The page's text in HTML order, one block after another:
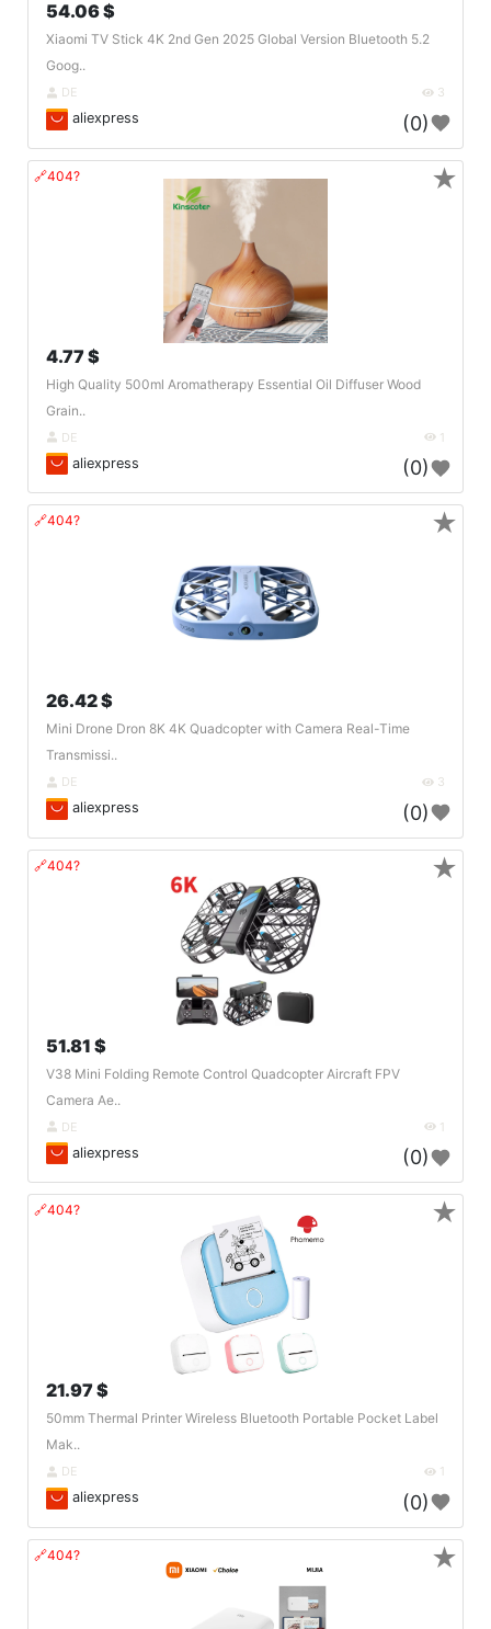
54.06 $
Xiaomi TV Stick 4K 2nd Gen 2025 Global Version Bluetooth 5.2
Goog..
DE 3
aliexpress (0)
🔗404?
4.77 $
High Quality 500ml Aromatherapy Essential Oil Diffuser Wood
Grain..
DE 1
aliexpress (0)
★
🔗404?
26.42 $
Mini Drone Dron 8K 4K Quadcopter with Camera Real-Time
Transmissi..
DE 3
aliexpress (0)
★
🔗404?
51.81 $
V38 Mini Folding Remote Control Quadcopter Aircraft FPV
Camera Ae..
DE 1
aliexpress (0)
★
🔗404?
21.97 $
50mm Thermal Printer Wireless Bluetooth Portable Pocket Label
Mak..
DE 1
aliexpress (0)
★
🔗404? ★